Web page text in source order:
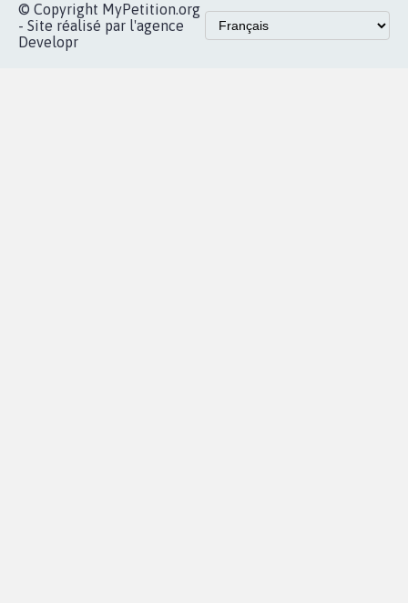
© Copyright MyPetition.org
- Site réalisé par l'agence
Developr